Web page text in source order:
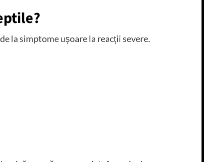
la simptome ușoare la reacții severe.